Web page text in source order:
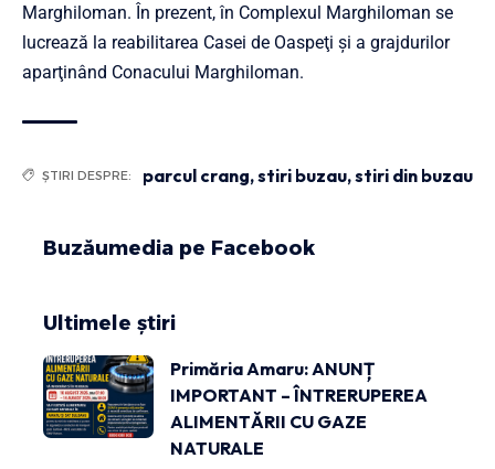
Marghiloman. În prezent, în Complexul Marghiloman se
lucrează la reabilitarea Casei de Oaspeţi şi a grajdurilor
aparţinând Conacului Marghiloman.
ȘTIRI DESPRE: parcul crang,stiri buzau,stiri din buzau
Buzăumedia pe Facebook
Ultimele știri
Primăria Amaru: ANUNȚ
IMPORTANT – ÎNTRERUPEREA
ALIMENTĂRII CU GAZE
NATURALE